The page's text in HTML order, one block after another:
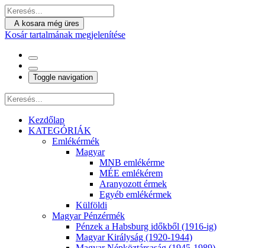
A kosara még üres
Kosár tartalmának megjelenítése
Toggle navigation
Kezdőlap
KATEGÓRIÁK
Emlékérmék
Magyar
MNB emlékérme
MÉE emlékérem
Aranyozott érmek
Egyéb emlékérmek
Külföldi
Magyar Pénzérmék
Pénzek a Habsburg időkből (1916-ig)
Magyar Királyság (1920-1944)